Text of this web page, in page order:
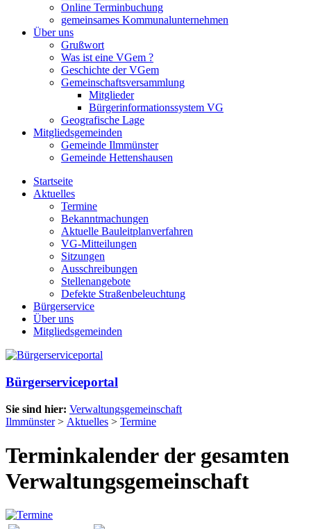
Online Terminbuchung
gemeinsames Kommunalunternehmen
Über uns
Grußwort
Was ist eine VGem ?
Geschichte der VGem
Gemeinschaftsversammlung
Mitglieder
Bürgerinformationssystem VG
Geografische Lage
Mitgliedsgemeinden
Gemeinde Ilmmünster
Gemeinde Hettenshausen
Startseite
Aktuelles
Termine
Bekanntmachungen
Aktuelle Bauleitplanverfahren
VG-Mitteilungen
Sitzungen
Ausschreibungen
Stellenangebote
Defekte Straßenbeleuchtung
Bürgerservice
Über uns
Mitgliedsgemeinden
Bürgerserviceportal
Sie sind hier: Verwaltungsgemeinschaft
Ilmmünster> Aktuelles > Termine
Terminkalender der gesamten
Verwaltungsgemeinschaft